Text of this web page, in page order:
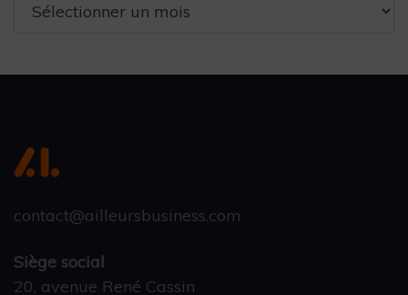
contact@ailleursbusiness.com
Siège social
20, avenue René Cassin